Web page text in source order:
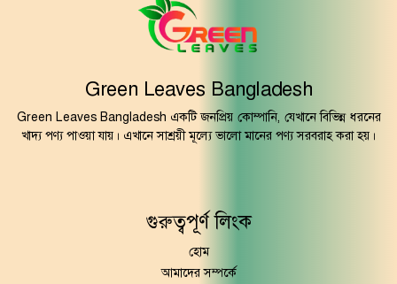
Green Leaves Bangladesh
Green Leaves Bangladesh একটি জনপ্রিয় কোম্পানি, যেখানে বিভিন্ন ধরনের
খাদ্য পণ্য পাওয়া যায়। এখানে সাশ্রয়ী মূল্যে ভালো মানের পণ্য সরবরাহ করা হয়।
গুরুত্বপূর্ণ লিংক
হোম
আমাদের সম্পর্কে